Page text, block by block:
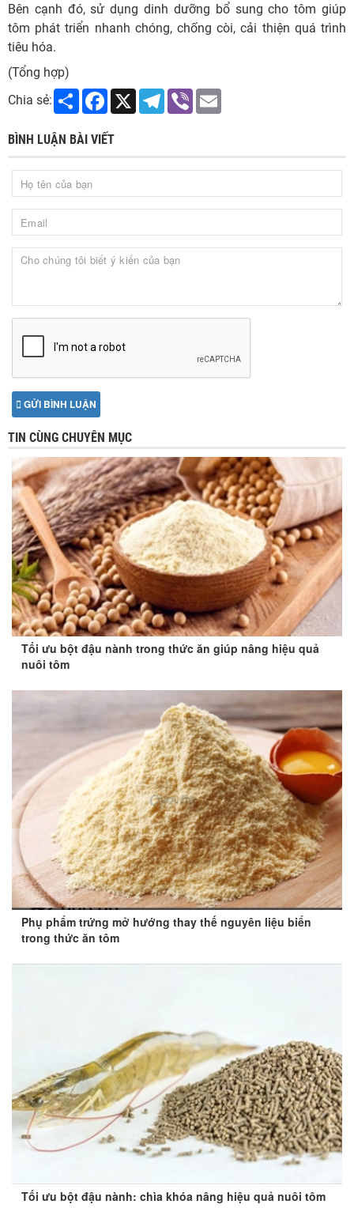
Bên cạnh đó, sử dụng dinh dưỡng bổ sung cho tôm giúp
tôm phát triển nhanh chóng, chống còi, cải thiện quá trình
tiêu hóa.
(Tổng hợp)
Chia sẻ:
Share Facebook
X Telegram
Viber
BÌNH LUẬN BÀI VIẾT
GỬI BÌNH LUẬN
TIN CÙNG CHUYÊN MỤC
Tối ưu bột đậu nành trong thức ăn giúp nâng hiệu quả
nuôi tôm
Phụ phẩm trứng mở hướng thay thế nguyên liệu biển
trong thức ăn tôm
Tối ưu bột đậu nành: chìa khóa nâng hiệu quả nuôi tôm